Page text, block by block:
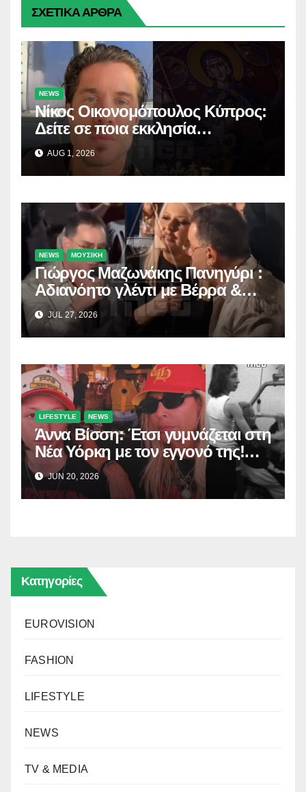
ΣΧΕΤΙΚΑ ΑΡΘΡΑ
NEWS
Νίκος Οικονομόπουλος Κύπρος:
Δείτε σε ποια εκκλησία
προσκύνησε!
AUG 1, 2026
NEWS ΜΟΥΣΙΚΗ
Γιώργος Μαζωνάκης Πανηγύρι :
Αδιανόητο γλέντι με Βέρρα &
Σαλέα
JUL 27, 2026
LIFESTYLE NEWS
Άννα Βίσση: Έτσι γυμνάζεται στη
Νέα Υόρκη με τον εγγονό της!
(Δείτε το βίντεο)
JUN 20, 2026
Κατηγορίες
EUROVISION
FASHION
LIFESTYLE
NEWS
TV & MEDIA